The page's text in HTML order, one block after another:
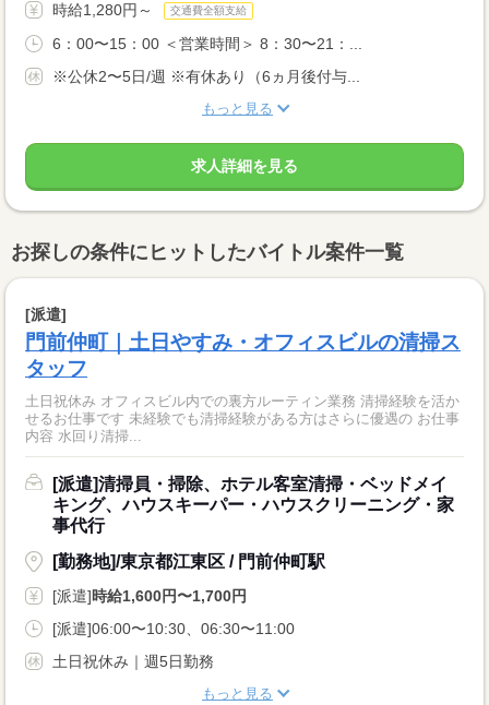
時給1,280円～ 交通費全額支給
6：00〜15：00 ＜営業時間＞ 8：30〜21：...
※公休2〜5日/週 ※有休あり（6ヵ月後付与...
もっと見る
求人詳細を見る
お探しの条件にヒットしたバイトル案件一覧
[派遣]
門前仲町｜土日やすみ・オフィスビルの清掃ス
タッフ
土日祝休み オフィスビル内での裏方ルーティン業務 清掃経験を活か
せるお仕事です 未経験でも清掃経験がある方はさらに優遇の お仕事
内容 水回り清掃...
[派遣]清掃員・掃除、ホテル客室清掃・ベッドメイ
キング、ハウスキーパー・ハウスクリーニング・家
事代行
[勤務地]/東京都江東区 / 門前仲町駅
[派遣]時給1,600円〜1,700円
[派遣]06:00〜10:30、06:30〜11:00
土日祝休み｜週5日勤務
もっと見る